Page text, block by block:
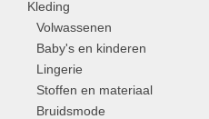
Kleding
Volwassenen
Baby's en kinderen
Lingerie
Stoffen en materiaal
Bruidsmode